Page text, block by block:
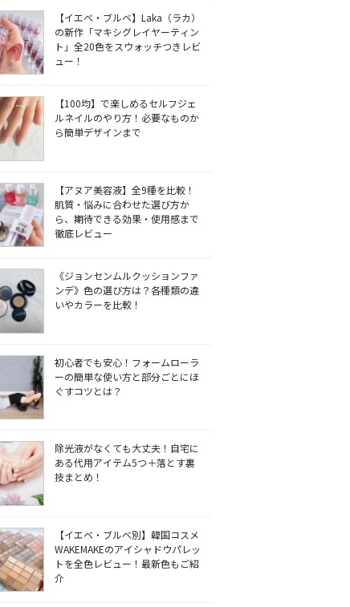
【イエベ・ブルベ】Laka（ラカ）
の新作「マキシグレイヤーティン
ト」全20色をスウォッチつきレビ
ュー！
【100均】で楽しめるセルフジェ
ルネイルのやり方！必要なものか
ら簡単デザインまで
【アヌア美容液】全9種を比較！
肌質・悩みに合わせた選び方か
ら、期待できる効果・使用感まで
徹底レビュー
《ジョンセンムルクッションファ
ンデ》色の選び方は？各種類の違
いやカラーを比較！
初心者でも安心！フォームローラ
ーの簡単な使い方と部分ごとにほ
ぐすコツとは？
除光液がなくても大丈夫！自宅に
ある代用アイテム5つ＋落とす裏
技まとめ！
【イエベ・ブルベ別】韓国コスメ
WAKEMAKEのアイシャドウパレッ
トを全色レビュー！最新色もご紹
介